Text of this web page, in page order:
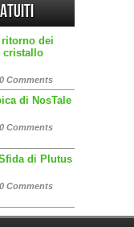
dei
cristallo
0 Comments
di NosTale
0 Comments
di Plutus
0 Comments